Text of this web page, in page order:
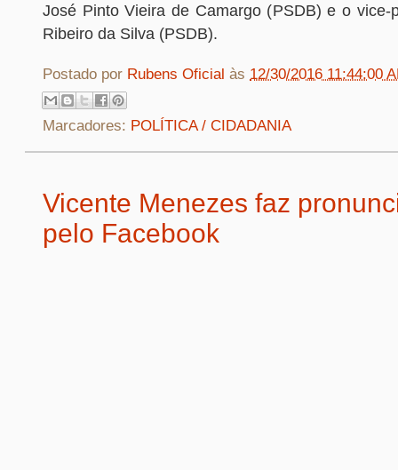
José Pinto Vieira de Camargo (PSDB) e o vice-
Ribeiro da Silva (PSDB).
Postado por Rubens Oficial às 12/30/2016 11:44:00
Marcadores: POLÍTICA / CIDADANIA
Vicente Menezes faz
pelo Facebook